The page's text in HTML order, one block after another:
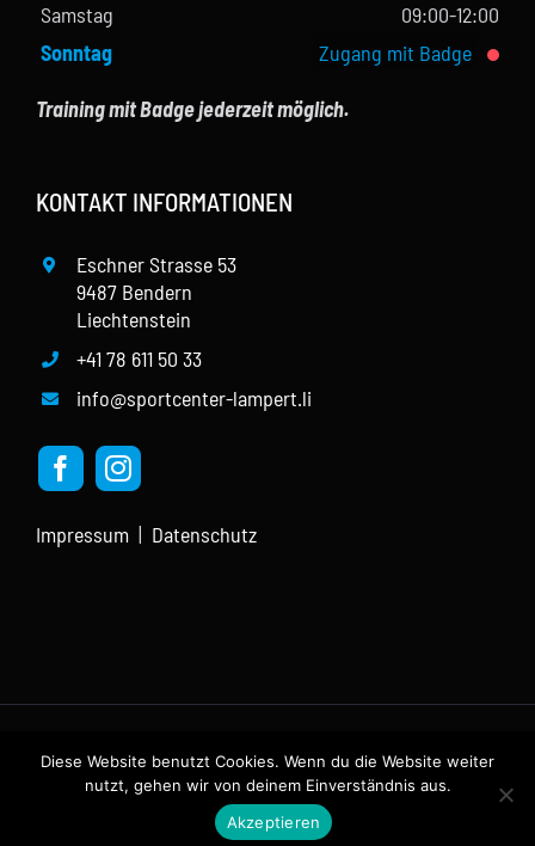
Samstag
09:00-12:00
Sonntag
Zugang mit Badge
Training mit Badge jederzeit möglich.
KONTAKT INFORMATIONEN
Eschner Strasse 53
9487 Bendern
Liechtenstein
+41 78 611 50 33
info@sportcenter-lampert.li
Impressum | Datenschutz
Copyright SPORTCENTER LAMPERT | All Rights Reserved ©
2026
Diese Website benutzt Cookies. Wenn du die Website weiter
nutzt, gehen wir von deinem Einverständnis aus.
Akzeptieren